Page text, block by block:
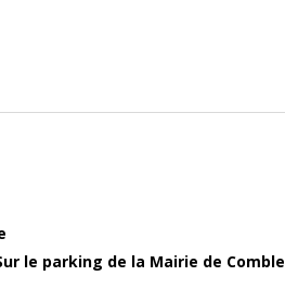
le parking de la Mairie de